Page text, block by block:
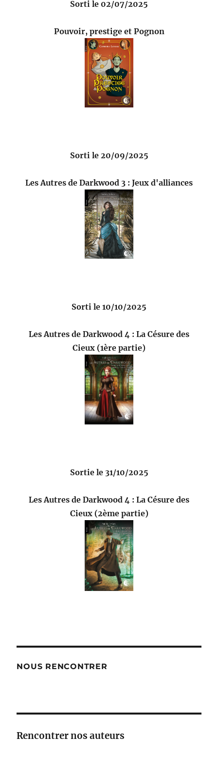
Sorti le 02/07/2025
Pouvoir, prestige et Pognon
Sorti le 20/09/2025
Les Autres de Darkwood 3 : Jeux d'alliances
Sorti le 10/10/2025
Les Autres de Darkwood 4 : La Césure des
Cieux (1ère partie)
Sortie le 31/10/2025
Les Autres de Darkwood 4 : La Césure des
Cieux (2ème partie)
NOUS RENCONTRER
Rencontrer nos auteurs